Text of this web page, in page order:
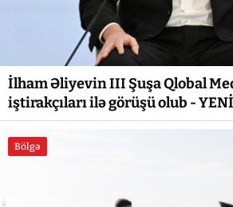
İlham Əliyevin III Şuşa Qlobal
iştirakçıları ilə görüşü olub -
Bölgə